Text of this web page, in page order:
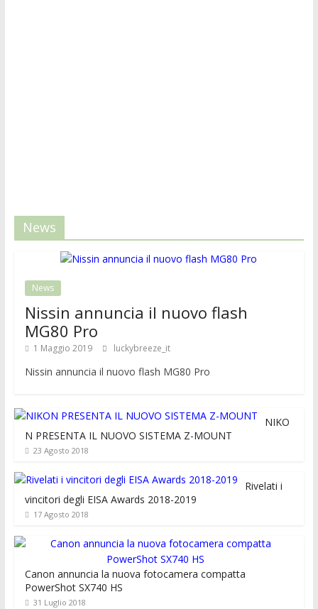
News
News
Nissin annuncia il nuovo flash
MG80 Pro
1 Maggio 2019 luckybreeze_it
Nissin annuncia il nuovo flash MG80 Pro
NIKO
N PRESENTA IL NUOVO SISTEMA Z-MOUNT
23 Agosto 2018
Rivelati i
vincitori degli EISA Awards 2018-2019
17 Agosto 2018
Canon annuncia la nuova fotocamera compatta
PowerShot SX740 HS
31 Luglio 2018